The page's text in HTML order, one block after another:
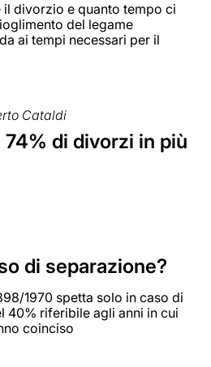
il divorzio e quanto tempo ci
del legame
ai tempi necessari per il
Cataldi
74% di divorzi in più
di separazione?
1970 spetta solo in caso di
40% riferibile agli anni in cui
coinciso